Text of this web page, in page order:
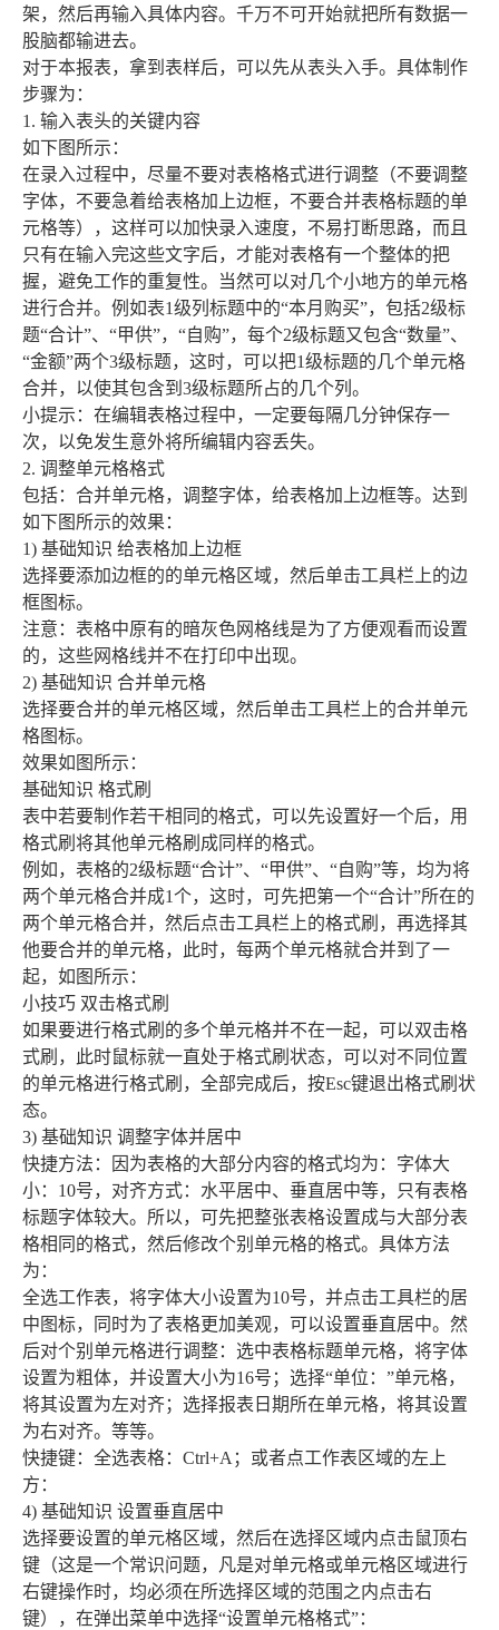
架，然后再输入具体内容。千万不可开始就把所有数据一
股脑都输进去。
对于本报表，拿到表样后，可以先从表头入手。具体制作
步骤为：
1. 输入表头的关键内容
如下图所示：
在录入过程中，尽量不要对表格格式进行调整（不要调整
字体，不要急着给表格加上边框，不要合并表格标题的单
元格等），这样可以加快录入速度，不易打断思路，而且
只有在输入完这些文字后，才能对表格有一个整体的把
握，避免工作的重复性。当然可以对几个小地方的单元格
进行合并。例如表1级列标题中的“本月购买”，包括2级标
题“合计”、“甲供”，“自购”，每个2级标题又包含“数量”、
“金额”两个3级标题，这时，可以把1级标题的几个单元格
合并，以使其包含到3级标题所占的几个列。
小提示：在编辑表格过程中，一定要每隔几分钟保存一
次，以免发生意外将所编辑内容丢失。
2. 调整单元格格式
包括：合并单元格，调整字体，给表格加上边框等。达到
如下图所示的效果：
1) 基础知识 给表格加上边框
选择要添加边框的的单元格区域，然后单击工具栏上的边
框图标。
注意：表格中原有的暗灰色网格线是为了方便观看而设置
的，这些网格线并不在打印中出现。
2) 基础知识 合并单元格
选择要合并的单元格区域，然后单击工具栏上的合并单元
格图标。
效果如图所示：
基础知识 格式刷
表中若要制作若干相同的格式，可以先设置好一个后，用
格式刷将其他单元格刷成同样的格式。
例如，表格的2级标题“合计”、“甲供”、“自购”等，均为将
两个单元格合并成1个，这时，可先把第一个“合计”所在的
两个单元格合并，然后点击工具栏上的格式刷，再选择其
他要合并的单元格，此时，每两个单元格就合并到了一
起，如图所示：
小技巧 双击格式刷
如果要进行格式刷的多个单元格并不在一起，可以双击格
式刷，此时鼠标就一直处于格式刷状态，可以对不同位置
的单元格进行格式刷，全部完成后，按Esc键退出格式刷状
态。
3) 基础知识 调整字体并居中
快捷方法：因为表格的大部分内容的格式均为：字体大
小：10号，对齐方式：水平居中、垂直居中等，只有表格
标题字体较大。所以，可先把整张表格设置成与大部分表
格相同的格式，然后修改个别单元格的格式。具体方法
为：
全选工作表，将字体大小设置为10号，并点击工具栏的居
中图标，同时为了表格更加美观，可以设置垂直居中。然
后对个别单元格进行调整：选中表格标题单元格，将字体
设置为粗体，并设置大小为16号；选择“单位：”单元格，
将其设置为左对齐；选择报表日期所在单元格，将其设置
为右对齐。等等。
快捷键：全选表格：Ctrl+A；或者点工作表区域的左上
方：
4) 基础知识 设置垂直居中
选择要设置的单元格区域，然后在选择区域内点击鼠顶右
键（这是一个常识问题，凡是对单元格或单元格区域进行
右键操作时，均必须在所选择区域的范围之内点击右
键），在弹出菜单中选择“设置单元格格式”：